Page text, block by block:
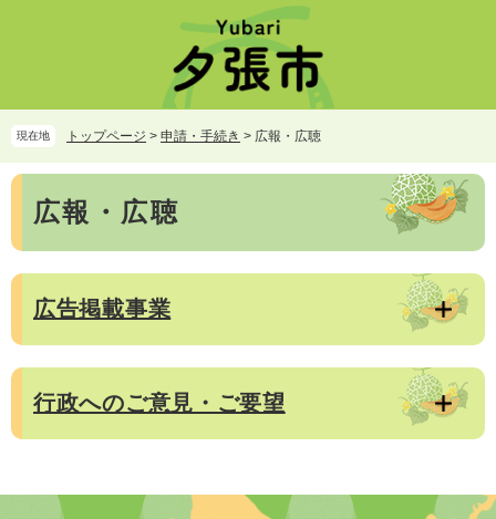
頭
で
す。
飛
ば
し
文
現在地 トップページ > 申請・手続き > 広報・広聴
本
広報・広聴
広告掲載事業
行政へのご意見・ご要望